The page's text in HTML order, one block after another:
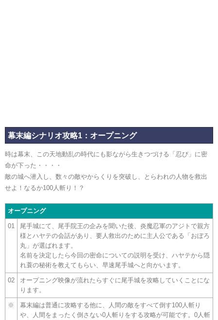
幕末編シナリオ攻略1：オープニング
時は幕末、この天地動乱の時代にも影ながら生きつづける「忍び」に密
命が下った・・・・
敵の城へ潜入し、数々の敵やからくりを突破し、とらわれの人物を救出
せよ！なるか100人斬り！？
オープニング
01
尾手城にて、尾手院王の企みを聞いた後、炎魔忍軍のアジトで親方
様とハヤテの会話があり、要人救出のために主人公である「おぼろ
丸」が選ばれます。
名前を決定したら今回の密命についての説明を受け、ハヤテから隠
れ蓑の秘術を教えてもらい、早速尾手城へと向かいます。
02
オープニング映像が流れたらすぐに尾手城を攻略していくことにな
ります。
※
幕末編は普通に攻略する他に、人間の敵をすべて倒す100人斬り
や、人間をまったく倒さない0人斬りをする攻略が可能です。0人斬